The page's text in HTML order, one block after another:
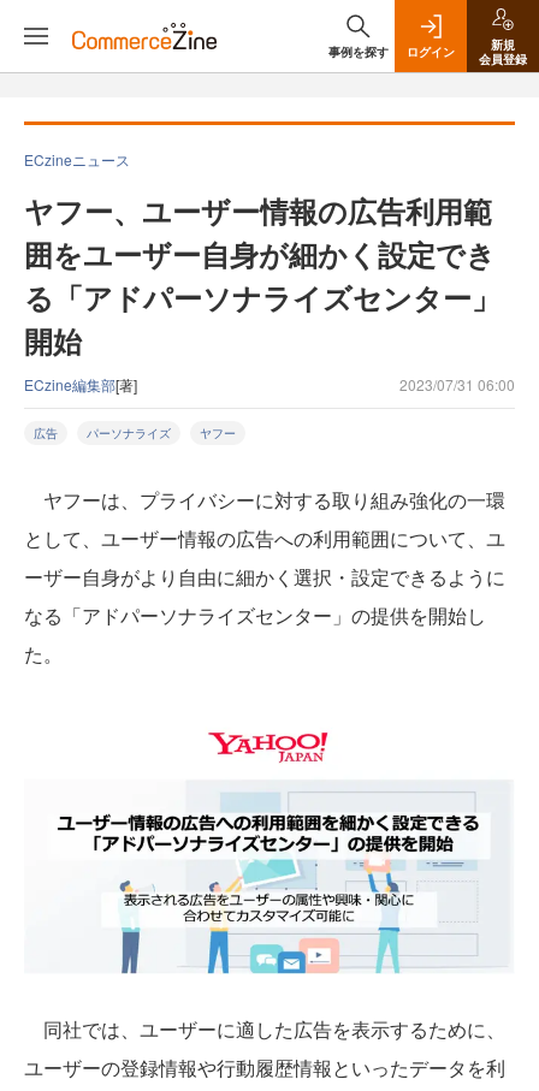
事例を探す ログイン
新規
会員登録
ECzineニュース
ヤフー、ユーザー情報の広告利用範
囲をユーザー自身が細かく設定でき
る「アドパーソナライズセンター」
開始
ECzine編集部[著] 2023/07/31 06:00
広告 パーソナライズ ヤフー
ヤフーは、プライバシーに対する取り組み強化の一環
として、ユーザー情報の広告への利用範囲について、ユ
ーザー自身がより自由に細かく選択・設定できるように
なる「アドパーソナライズセンター」の提供を開始し
た。
同社では、ユーザーに適した広告を表示するために、
ユーザーの登録情報や行動履歴情報といったデータを利